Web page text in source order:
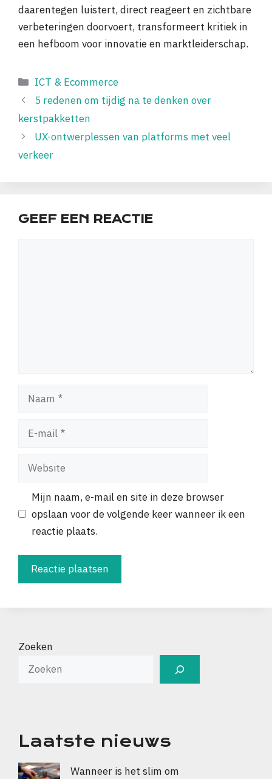
daarentegen luistert, direct reageert en zichtbare
verbeteringen doorvoert, transformeert kritiek in
een hefboom voor innovatie en marktleiderschap.
Categorieën
ICT & Ecommerce
5 redenen om tijdig na te denken over
kerstpakketten
UX-ontwerplessen van platforms met veel
verkeer
GEEF EEN REACTIE
Naam
Website
Mijn naam, e-mail en site in deze browser
opslaan voor de volgende keer wanneer ik een
reactie plaats.
Zoeken
Laatste nieuws
Wanneer is het slim om